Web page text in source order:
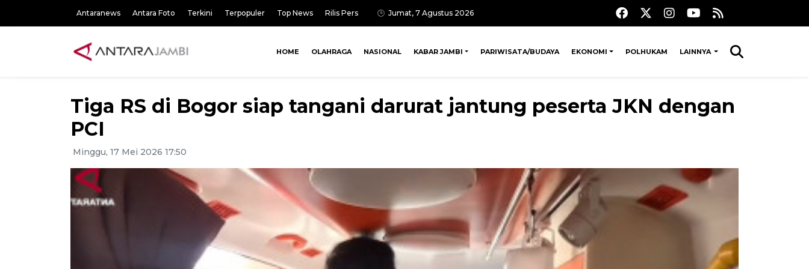
Antaranews Antara Foto Terkini Terpopuler Top News Rilis Pers Jumat, 7 Agustus 2026
HOME OLAHRAGA NASIONAL KABAR JAMBI PARIWISATA/BUDAYA EKONOMI POLHUKAM LAINNYA
Tiga RS di Bogor siap tangani darurat jantung peserta JKN dengan
PCI
Minggu, 17 Mei 2026 17:50